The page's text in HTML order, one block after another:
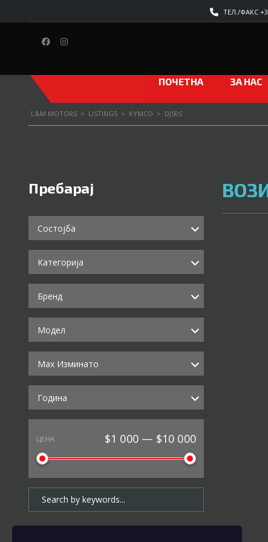
ТЕЛ./ФАКС
ПОЧЕТНА ЗА НАС
L&M MOTORS > LISTINGS > KYMCO > DJ50S
Пребарај
Состојба
Категорија
Бренд
Модел
Max Изминато
Година
ЦЕНА $1 000 — $10 000